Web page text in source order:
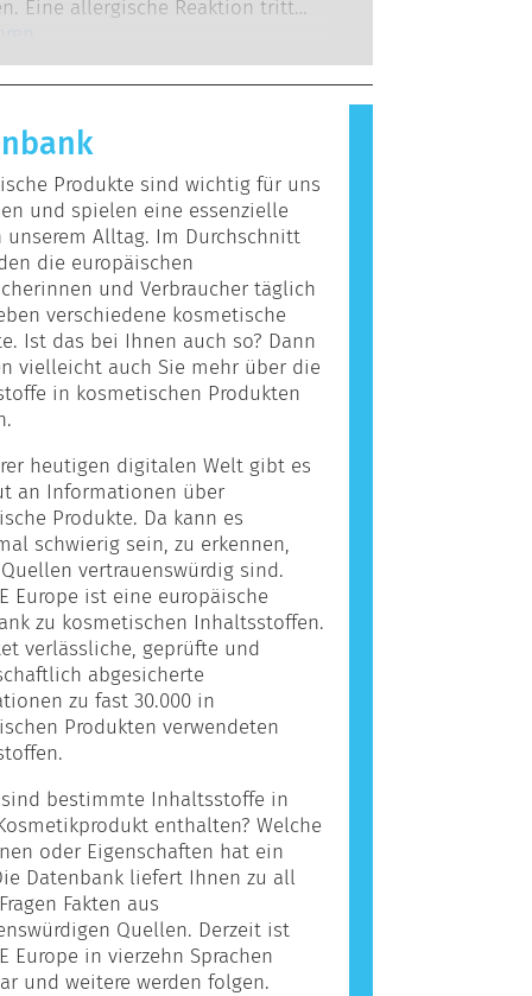
denen die Unternehmen
sind, decken alle
des Hormonsystems.
Eine allergische Reaktion tritt
Immunsystem einer Person auf
die für die meisten Menschen
Ein Stoff, der eine allergische
wird als Allergen
Kosmetika und
die bei manchen Menschen eine
können. Das bedeutet
dass das Produkt für andere
nicht sicher ist.
Produkte sind wichtig für uns
und spielen eine essenzielle
unserem Alltag. Im Durchschnitt
die europäischen
und Verbraucher täglich
verschiedene kosmetische
Ist das bei Ihnen auch so? Dann
vielleicht auch Sie mehr über die
in kosmetischen Produkten
heutigen digitalen Welt gibt es
an Informationen über
Produkte. Da kann es
schwierig sein, zu erkennen,
vertrauenswürdig sind.
Europe ist eine europäische
zu kosmetischen Inhaltsstoffen.
verlässliche, geprüfte und
abgesicherte
zu fast 30.000 in
Produkten verwendeten
bestimmte Inhaltsstoffe in
enthalten? Welche
oder Eigenschaften hat ein
Datenbank liefert Ihnen zu all
Fakten aus
Quellen. Derzeit ist
Europe in vierzehn Sprachen
und weitere werden folgen.